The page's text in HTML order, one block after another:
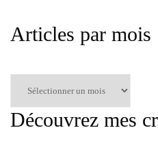
Articles par mois
mois
Découvrez mes